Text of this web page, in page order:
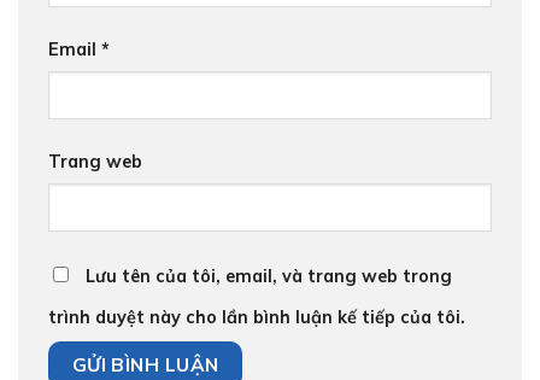
Email *
Trang web
Lưu tên của tôi, email, và trang web trong
trình duyệt này cho lần bình luận kế tiếp của tôi.